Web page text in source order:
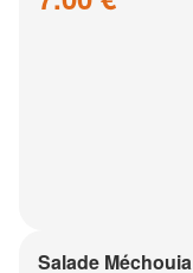
Salade Méchouia